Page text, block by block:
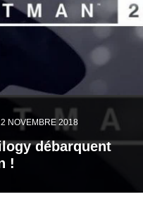
NOVEMBRE 2018
débarquent
!